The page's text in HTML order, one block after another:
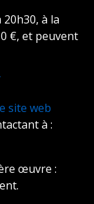
à la
€, et peuvent
site web
à :
œuvre :